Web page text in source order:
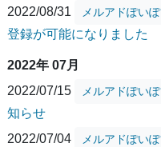
2022/08/31
メルアドぽい
登録が可能になりました
2022年 07月
2022/07/15
メルアドぽい
知らせ
2022/07/04
メルアドぽい